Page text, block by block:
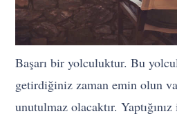
Başarı bir yolculuktur. Bu
getirdiğiniz zaman emin olun
unutulmaz olacaktır.